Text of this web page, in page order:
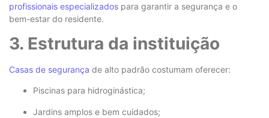
profissionais especializados para garantir a segurança e o
bem-estar do residente.
3. Estrutura da instituição
Casas de segurança de alto padrão costumam oferecer:
Piscinas para hidroginástica;
Jardins amplos e bem cuidados;